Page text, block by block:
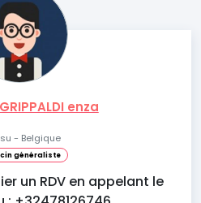
enza
- Belgique
généraliste
un RDV en appelant le